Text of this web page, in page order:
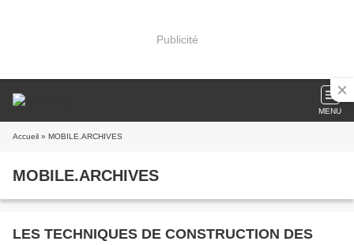
Publicité
MENU
Accueil » MOBILE.ARCHIVES
MOBILE.ARCHIVES
LES TECHNIQUES DE CONSTRUCTION DES